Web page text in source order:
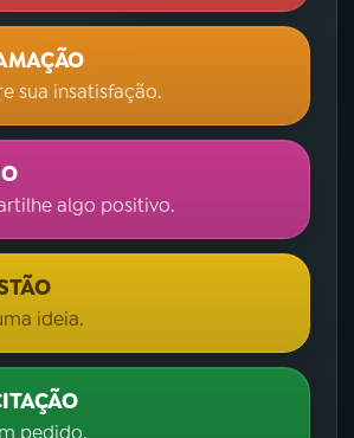
sua insatisfação.
algo positivo.
ideia.
pedido.